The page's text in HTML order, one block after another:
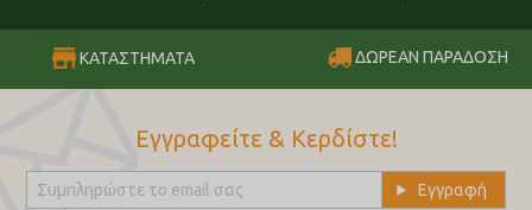
ΚΑΤΑΣΤΗΜΑΤΑ ΔΩΡΕΑΝ ΠΑΡΑΔΟΣΗ
Εγγραφείτε & Κερδίστε!